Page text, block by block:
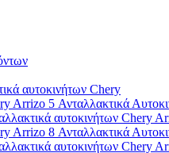
αυτοκινήτων Chery
Arrizo 5 Ανταλλακτικά
αυτοκινήτων Chery
Arrizo 8 Ανταλλακτικά
αυτοκινήτων Chery